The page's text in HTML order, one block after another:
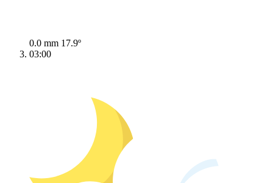
0.0 mm 17.9º
03:00